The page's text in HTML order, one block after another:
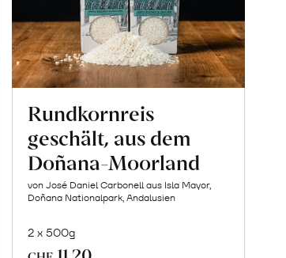
Rundkornreis
geschält, aus dem
Doñana-Moorland
von José Daniel Carbonell aus Isla Mayor,
Doñana Nationalpark, Andalusien
2 x 500g